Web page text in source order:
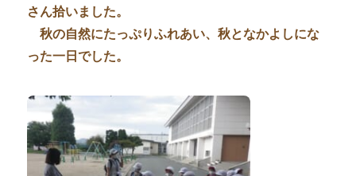
さん拾いました。
秋の自然にたっぷりふれあい、秋となかよしにな
った一日でした。